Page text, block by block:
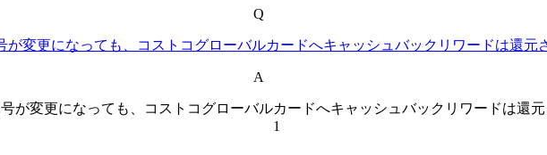
Q
が変更になっても、コストコグローバルカードへキャッシュバックリワードは還元
A
が変更になっても、コストコグローバルカードへキャッシュバックリワードは還元
1